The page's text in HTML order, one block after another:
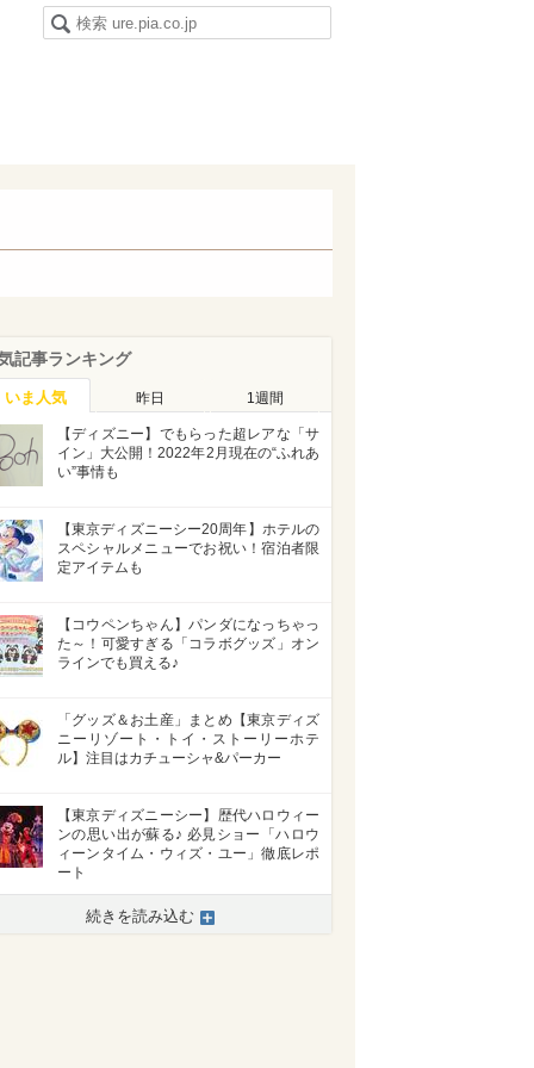
記事ランキング
いま人気 昨日 1週間
【ディズニー】でもらった超レアな「サ
イン」大公開！2022年2月現在の“ふれあ
い”事情も
【東京ディズニーシー20周年】ホテルの
スペシャルメニューでお祝い！宿泊者限
定アイテムも
【コウペンちゃん】パンダになっちゃっ
た～！可愛すぎる「コラボグッズ」オン
ラインでも買える♪
「グッズ＆お土産」まとめ【東京ディズ
ニーリゾート・トイ・ストーリーホテ
ル】注目はカチューシャ&パーカー
【東京ディズニーシー】歴代ハロウィー
ンの思い出が蘇る♪ 必見ショー「ハロウ
ィーンタイム・ウィズ・ユー」徹底レポ
ート
続きを読み込む